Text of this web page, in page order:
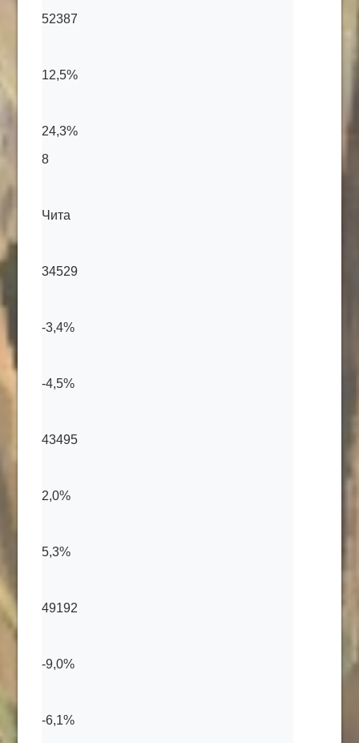
52387
12,5%
24,3%
8
Чита
34529
-3,4%
-4,5%
43495
2,0%
5,3%
49192
-9,0%
-6,1%